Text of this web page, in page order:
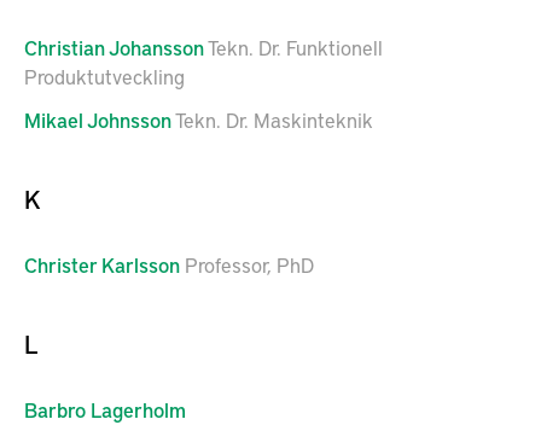
ChristianJohanssonTekn. Dr. Funktionell
Produktutveckling
MikaelJohnssonTekn. Dr. Maskinteknik
K
Christer Karlsson Professor, PhD
L
Barbro Lagerholm